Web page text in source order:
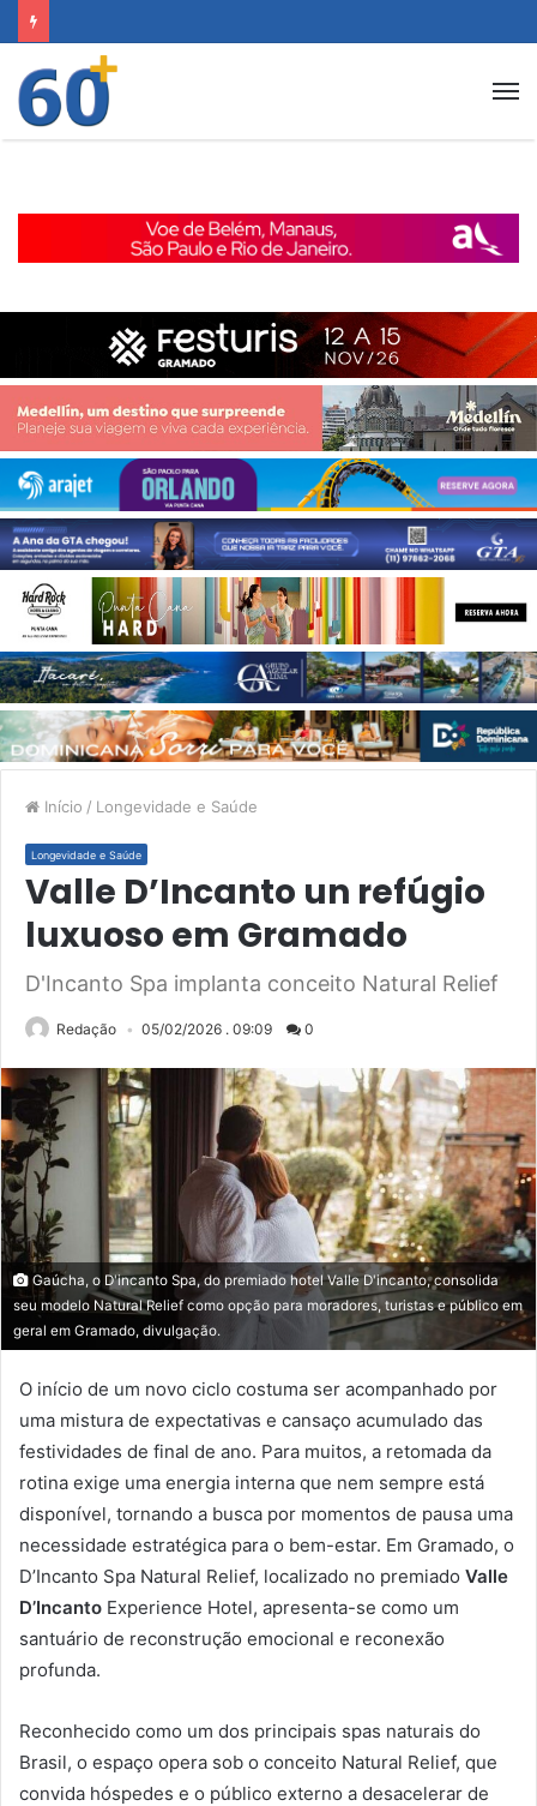
Início / Longevidade e Saúde
Longevidade e Saúde
Valle D’Incanto un refúgio
luxuoso em Gramado
D'Incanto Spa implanta conceito Natural Relief
Redação 05/02/2026 . 09:09 0
Gaúcha, o D'incanto Spa, do premiado hotel Valle D'incanto, consolida
seu modelo Natural Relief como opção para moradores, turistas e público em
geral em Gramado, divulgação.
O início de um novo ciclo costuma ser acompanhado por
uma mistura de expectativas e cansaço acumulado das
festividades de final de ano. Para muitos, a retomada da
rotina exige uma energia interna que nem sempre está
disponível, tornando a busca por momentos de pausa uma
necessidade estratégica para o bem-estar. Em Gramado, o
D’Incanto Spa Natural Relief, localizado no premiado Valle
D’Incanto Experience Hotel, apresenta-se como um
santuário de reconstrução emocional e reconexão
profunda.
Reconhecido como um dos principais spas naturais do
Brasil, o espaço opera sob o conceito Natural Relief, que
convida hóspedes e o público externo a desacelerar de